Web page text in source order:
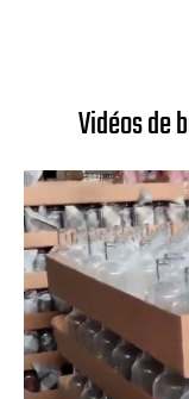
Vidéos de